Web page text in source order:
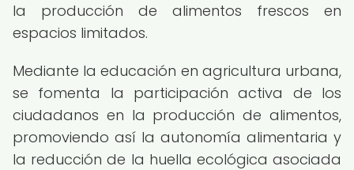
la producción de alimentos frescos en
espacios limitados.
Mediante la educación en agricultura urbana,
se fomenta la participación activa de los
ciudadanos en la producción de alimentos,
promoviendo así la autonomía alimentaria y
la reducción de la huella ecológica asociada